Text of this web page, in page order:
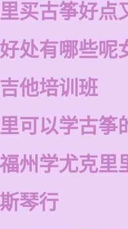
买古筝好点
处有哪些呢
他培训班
可以学古筝
州学尤克里
琴行